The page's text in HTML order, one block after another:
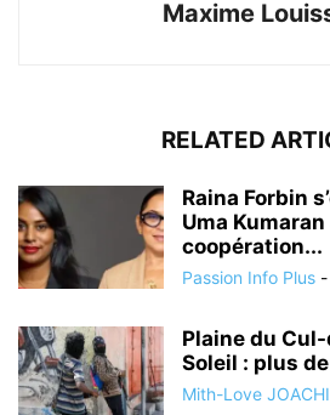
Maxime
RELATED
Raina Forbin
Uma
coopération...
Passion Info Plus -
Plaine du
Soleil : plus
Mith-Love